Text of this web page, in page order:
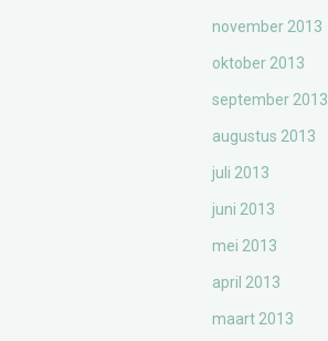
november 2013
oktober 2013
september 2013
augustus 2013
juli 2013
juni 2013
mei 2013
april 2013
maart 2013